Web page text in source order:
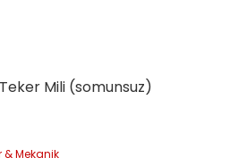
Mili (somunsuz)
& Mekanik